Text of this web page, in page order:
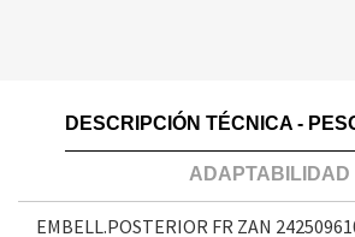
DESCRIPCIÓN TÉCNICA -
ADAPTABILIDAD
EMBELL.POSTERIOR FR ZAN